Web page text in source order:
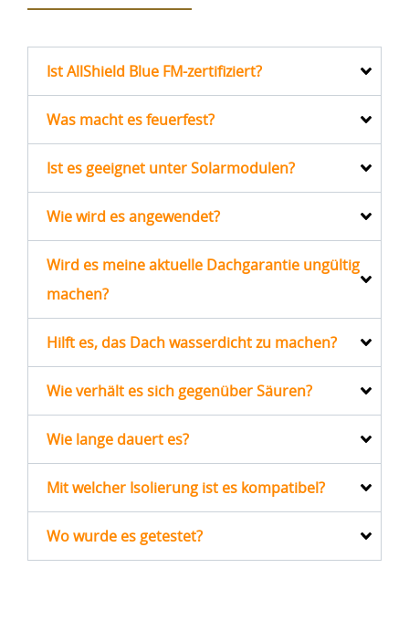
Ist AllShield Blue FM-zertifiziert?
Was macht es feuerfest?
Ist es geeignet unter Solarmodulen?
Wie wird es angewendet?
Wird es meine aktuelle Dachgarantie ungültig
machen?
Hilft es, das Dach wasserdicht zu machen?
Wie verhält es sich gegenüber Säuren?
Wie lange dauert es?
Mit welcher Isolierung ist es kompatibel?
Wo wurde es getestet?